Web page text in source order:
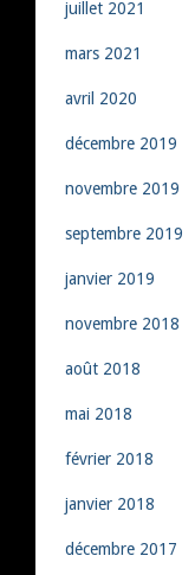
juillet 2021
mars 2021
avril 2020
décembre 2019
novembre 2019
septembre 2019
janvier 2019
novembre 2018
août 2018
mai 2018
février 2018
janvier 2018
décembre 2017